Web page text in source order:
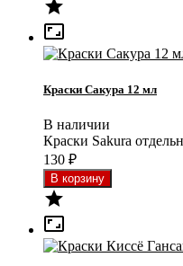


Краски Сакура 12 мл
В наличии
Краски Sakura
130 ₽

